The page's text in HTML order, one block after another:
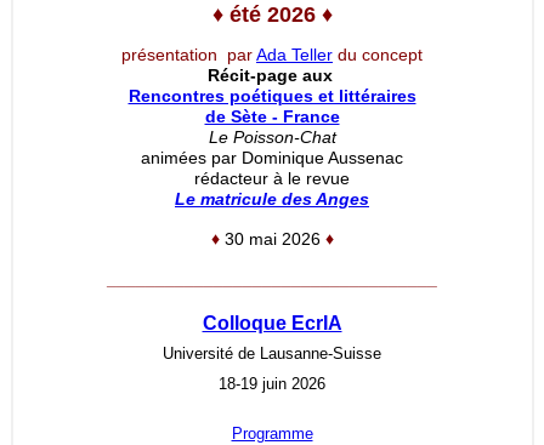
♦été 2026 ♦
présentation parAda Teller du concept
Récit-page aux
Rencontres poétiques et littéraires
de Sète - France
Le Poisson-Chat
animées par Dominique Aussenac
rédacteur à le revue
Le matricule des Anges
♦ 30 mai 2026 ♦
Colloque EcrIA
Université de Lausanne-Suisse
18-19 juin 2026
Programme